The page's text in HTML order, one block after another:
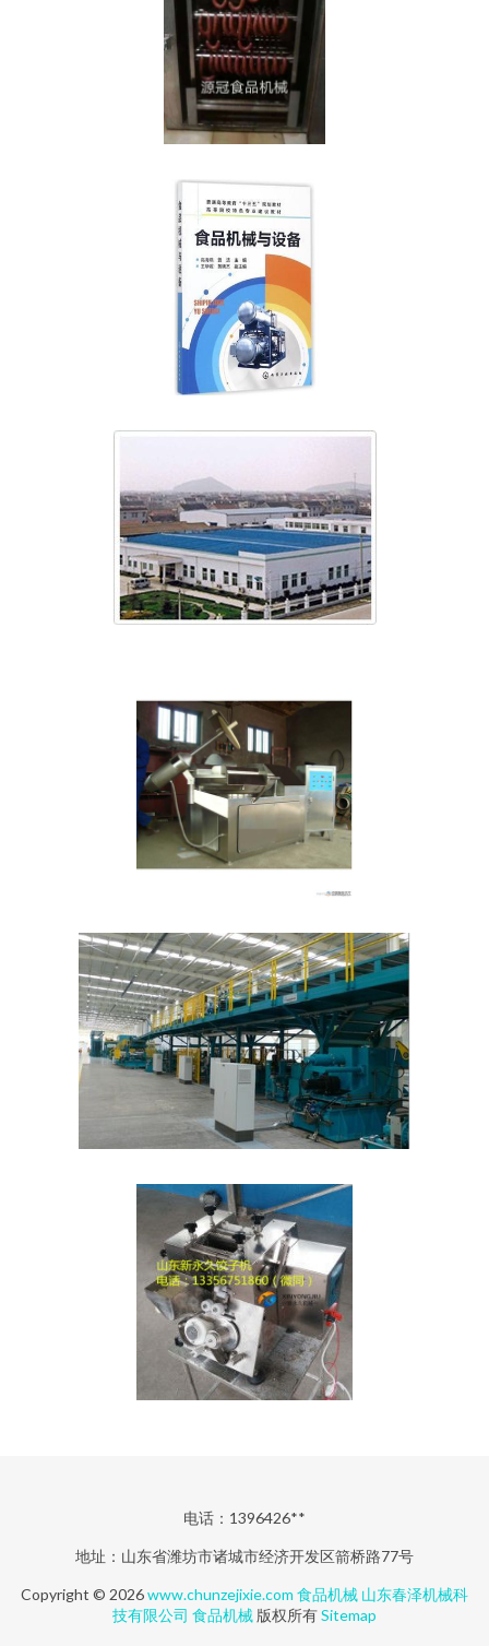
电话：1396426**
地址：山东省潍坊市诸城市经济开发区箭桥路77号
Copyright © 2026www.chunzejixie.com 食品机械 山东春泽机械科
技有限公司 食品机械 版权所有Sitemap